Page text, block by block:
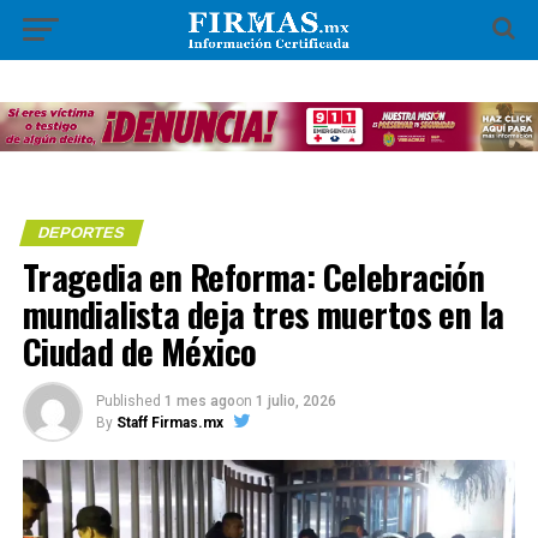
DEPORTES
Tragedia en Reforma: Celebración
mundialista deja tres muertos en la
Ciudad de México
Published 1 mes agoon 1 julio, 2026
By Staff Firmas.mx